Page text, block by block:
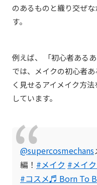
のあるものと織り交ぜ
す。
例えば、 「初心者ある
では、メイクの初心者
く見せるアイメイク方
しています。
@supercosmechans
編！ #メイク #メイ
#コスメ♬ Born To